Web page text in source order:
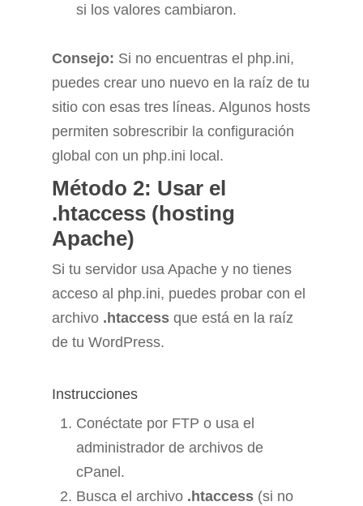
si los valores cambiaron.
Consejo: Si no encuentras el php.ini,
puedes crear uno nuevo en la raíz de tu
sitio con esas tres líneas. Algunos hosts
permiten sobrescribir la configuración
global con un php.ini local.
Método 2: Usar el
.htaccess (hosting
Apache)
Si tu servidor usa Apache y no tienes
acceso al php.ini, puedes probar con el
archivo .htaccess que está en la raíz
de tu WordPress.
Instrucciones
Conéctate por FTP o usa el
administrador de archivos de
cPanel.
Busca el archivo .htaccess (si no